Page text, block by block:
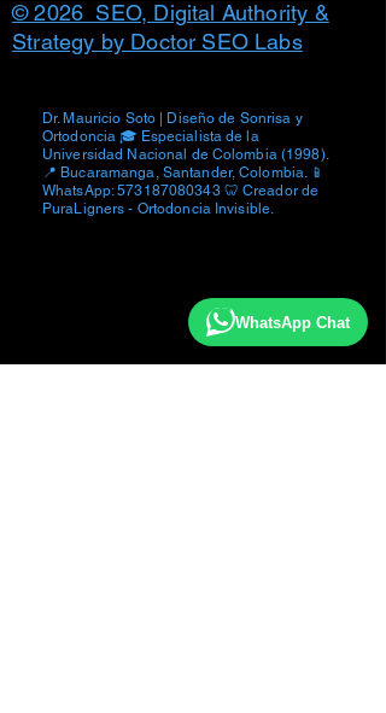
© 2026 SEO, Digital Authority &
Strategy by Doctor SEO Labs
Dr. Mauricio Soto | Diseño de Sonrisa y
Ortodoncia 🎓 Especialista de la
Universidad Nacional de Colombia (1998).
📍 Bucaramanga, Santander, Colombia. 📱
WhatsApp:573187080343🦷 Creador de
PuraLigners - Ortodoncia Invisible.
WhatsApp Chat